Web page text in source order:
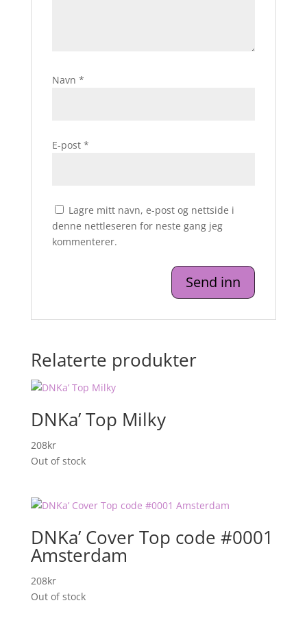
Navn *
E-post *
Lagre mitt navn, e-post og nettside i
denne nettleseren for neste gang jeg
kommenterer.
Relaterte produkter
DNKa’ Top Milky
208kr
Out of stock
DNKa’ Cover Top code #0001
Amsterdam
208kr
Out of stock